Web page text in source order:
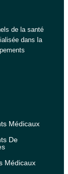
de la santé
dans la
Médicaux
De
Médicaux